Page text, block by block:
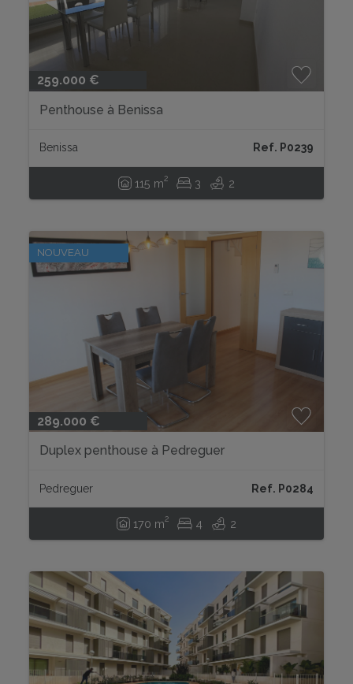
259.000 €
Penthouse à Benissa
Benissa Ref. P0239
115 m2 3 2
NOUVEAU
289.000 €
Duplex penthouse à Pedreguer
Pedreguer Ref. P0284
170 m2 4 2